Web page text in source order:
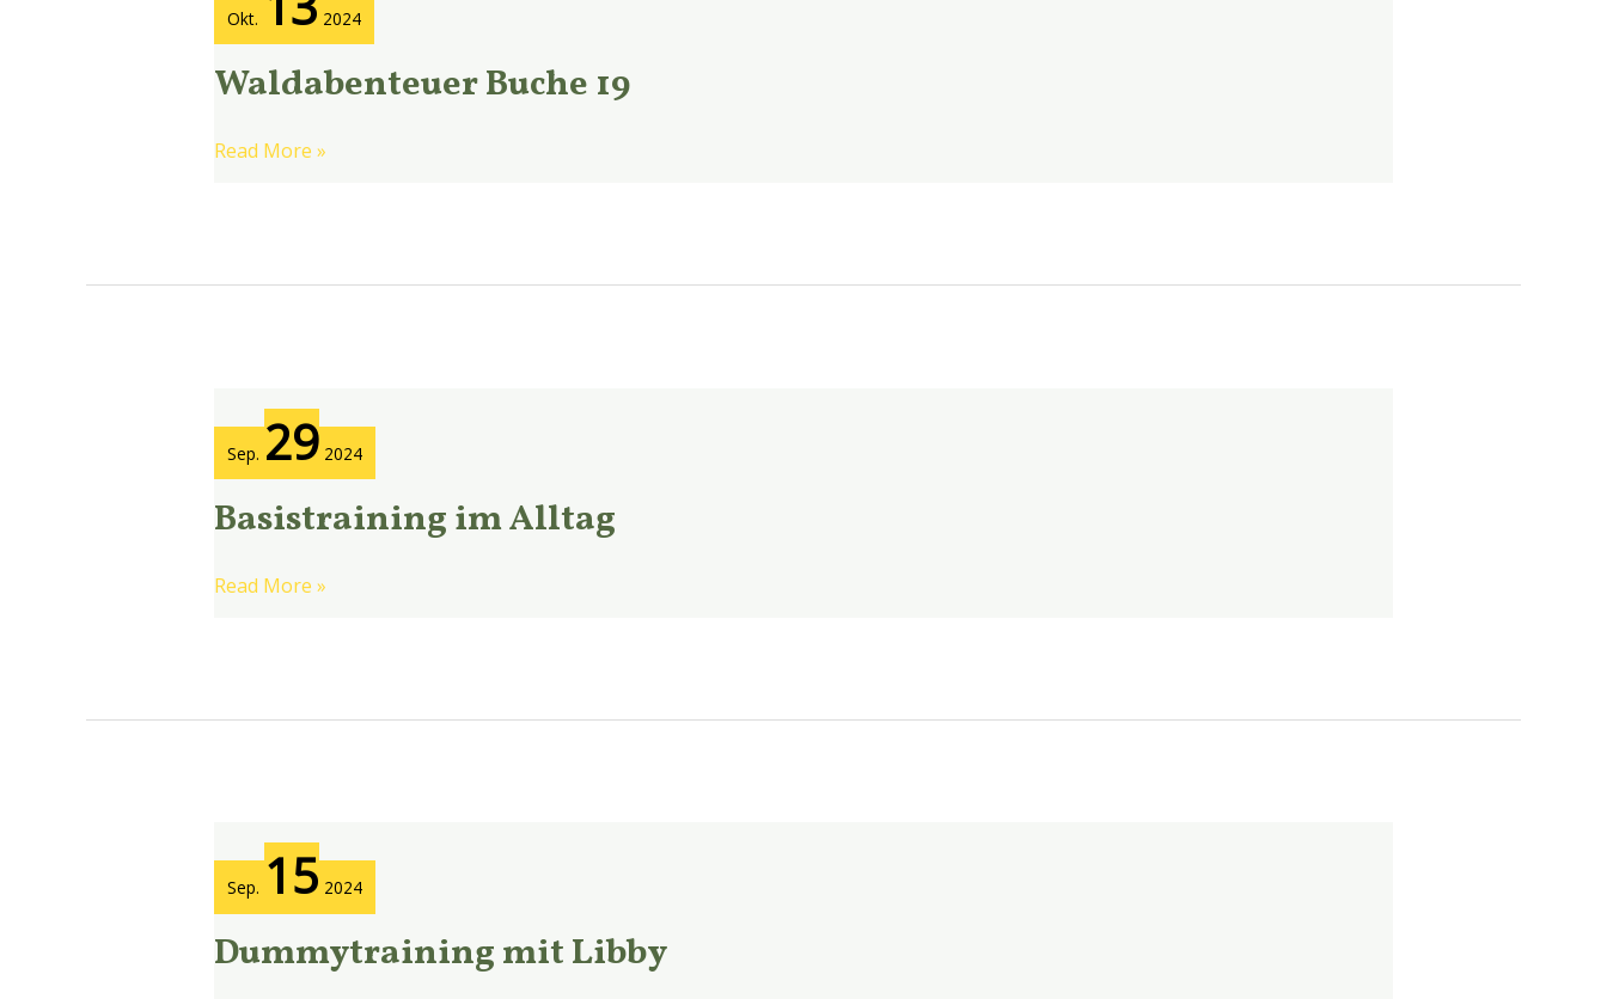
Okt. 2024
Waldabenteuer Buche 19
19
Read More »
Sep. 29 2024
Basistraining im Alltag
Basistraining
im
Alltag
Read More »
Sep. 15 2024
Dummytraining mit Libby
Dummytraining
mit
Libby